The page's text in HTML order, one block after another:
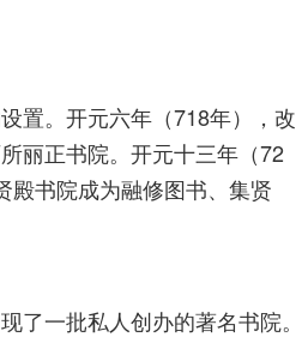
置。开元六年（718年），改
丽正书院。开元十三年（72
殿书院成为融修图书、集贤
了一批私人创办的著名书院。